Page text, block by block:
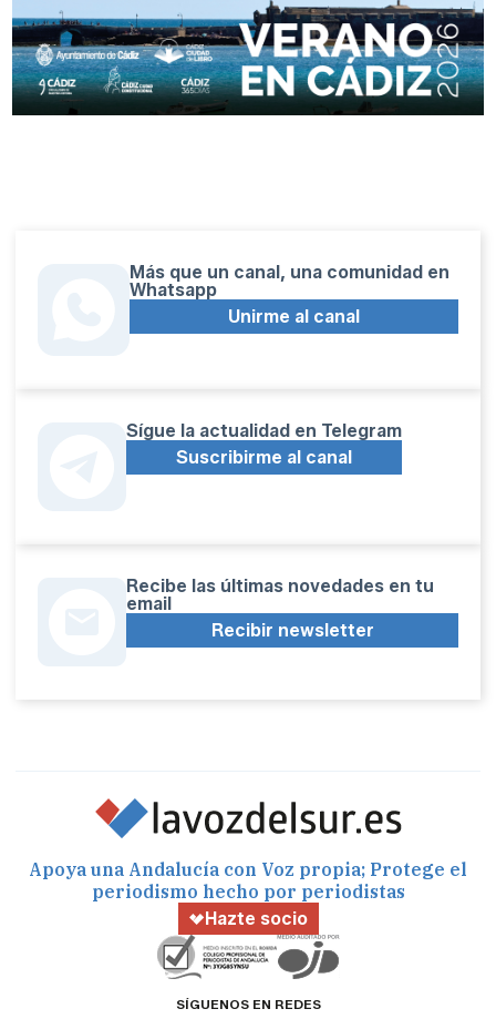
Más que un canal, una comunidad en
Whatsapp
Unirme al canal
Sígue la actualidad en Telegram
Suscribirme al canal
Recibe las últimas novedades en tu
email
Recibir newsletter
Apoya una Andalucía con Voz propia; Protege el
periodismo hecho por periodistas
Hazte socio
SÍGUENOS EN REDES